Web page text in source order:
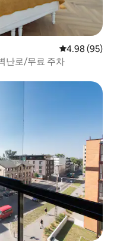
평점 4.98점(5
4.98 (95)
난로/무료 주차